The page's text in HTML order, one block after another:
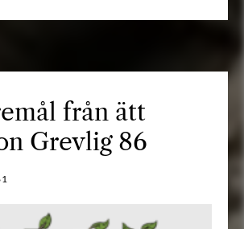
från ätt
Grevlig 86